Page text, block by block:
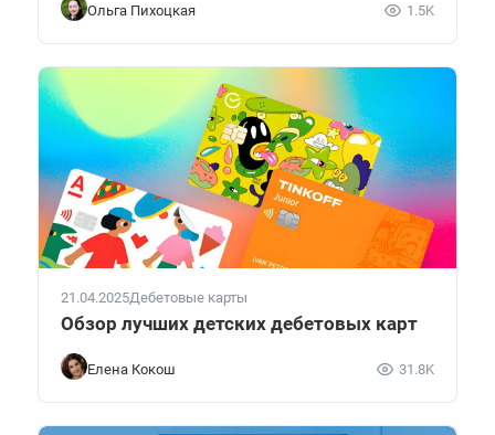
Ольга Пихоцкая 1.5K
21.04.2025Дебетовые карты
Обзор лучших детских дебетовых карт
Елена Кокош 31.8K